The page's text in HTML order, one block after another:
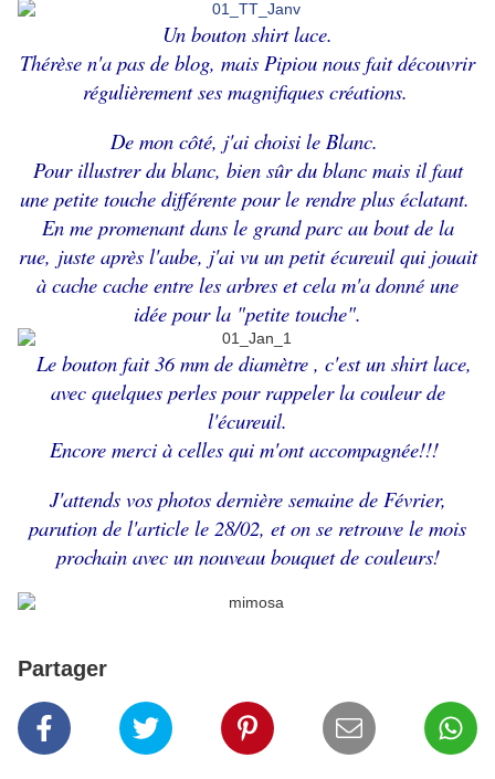
Un bouton shirt lace.
Thérèse n'a pas de blog, mais Pipiou nous fait découvrir
régulièrement ses magnifiques créations.
De mon côté, j'ai choisi le Blanc.
Pour illustrer du blanc, bien sûr du blanc mais il faut
une petite touche différente pour le rendre plus éclatant.
En me promenant dans le grand parc au bout de la
rue, juste après l'aube, j'ai vu un petit écureuil qui jouait
à cache cache entre les arbres et cela m'a donné une
idée pour la "petite touche".
Le bouton fait 36 mm de diamètre , c'est un shirt lace,
avec quelques perles pour rappeler la couleur de
l'écureuil.
Encore merci à celles qui m'ont accompagnée!!!
J'attends vos photos dernière semaine de Février,
parution de l'article le 28/02, et on se retrouve le mois
prochain avec un nouveau bouquet de couleurs!
Partager